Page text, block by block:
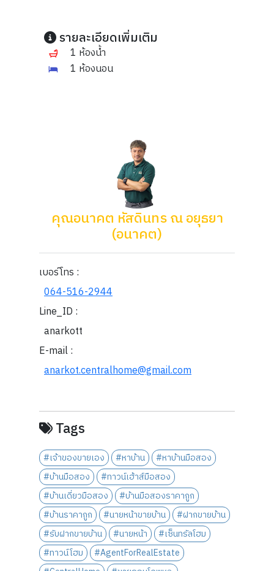
รายละเอียดเพิ่มเติม
1 ห้องน้ำ
1 ห้องนอน
คุณอนาคต หัสดินทร ณ อยุธยา
(อนาคต)
เบอร์โทร :
064-516-2944
Line_ID :
anarkott
E-mail :
anarkot.centralhome@gmail.com
Tags
#เจ้าของขายเอง #หาบ้าน
#หาบ้านมือสอง
#บ้านมือสอง
#ทาวน์เฮ้าส์มือสอง
#บ้านเดี่ยวมือสอง
#บ้านมือสองราคาถูก
#บ้านราคาถูก
#นายหน้าขายบ้าน
#ฝากขายบ้าน
#รับฝากขายบ้าน
#นายหน้า
#เซ็นทรัลโฮม
#ทาวน์โฮม
#AgentForRealEstate